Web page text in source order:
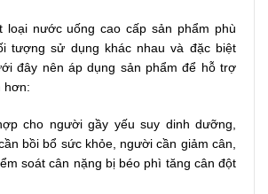
loại nước uống cao cấp sản phẩm phù
tượng sử dụng khác nhau và đặc biệt
đây nên áp dụng sản phẩm để hỗ trợ
hơn:
cho người gầy yếu suy dinh dưỡng,
bồi bổ sức khỏe, người cần giảm cân,
soát cân nặng bị béo phì tăng cân đột